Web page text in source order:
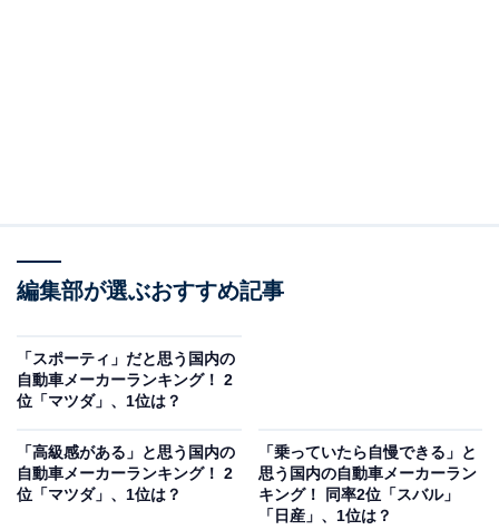
編集部が選ぶおすすめ記事
「スポーティ」だと思う国内の
自動車メーカーランキング！ 2
位「マツダ」、1位は？
「高級感がある」と思う国内の
自動車メーカーランキング！ 2
位「マツダ」、1位は？
「乗っていたら自慢できる」と
思う国内の自動車メーカーラン
キング！ 同率2位「スバル」
「日産」、1位は？